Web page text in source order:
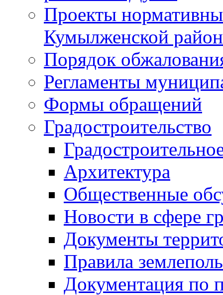
Проекты
Кумылженской
Порядок
Регламенты
Формы обращений
Градостроительство
Архитектура
Общественные
Новости в сфере
Документы
Правила
Документация по